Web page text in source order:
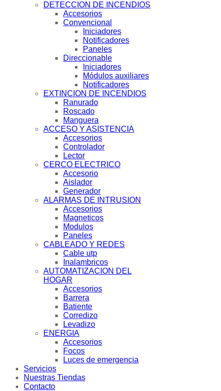
DETECCION DE INCENDIOS
Accesorios
Convencional
Iniciadores
Notificadores
Paneles
Direccionable
Iniciadores
Módulos auxiliares
Notificadores
EXTINCION DE INCENDIOS
Ranurado
Roscado
Manguera
ACCESO Y ASISTENCIA
Accesorios
Controlador
Lector
CERCO ELECTRICO
Accesorio
Aislador
Generador
ALARMAS DE INTRUSION
Accesorios
Magneticos
Modulos
Paneles
CABLEADO Y REDES
Cable utp
Inalambricos
AUTOMATIZACION DEL
HOGAR
Accesorios
Barrera
Batiente
Corredizo
Levadizo
ENERGIA
Accesorios
Focos
Luces de emergencia
Servicios
Nuestras Tiendas
Contacto